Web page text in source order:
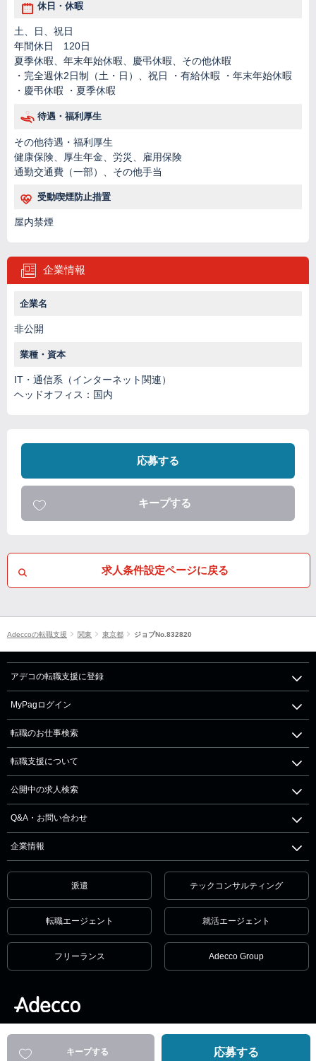
休日・休暇
土、日、祝日
年間休日 120日
夏季休暇、年末年始休暇、慶弔休暇、その他休暇
・完全週休2日制（土・日）、祝日 ・有給休暇 ・年末年始休暇
・慶弔休暇 ・夏季休暇
待遇・福利厚生
その他待遇・福利厚生
健康保険、厚生年金、労災、雇用保険
通勤交通費（一部）、その他手当
受動喫煙防止措置
屋内禁煙
企業情報
企業名
非公開
業種・資本
IT・通信系（インターネット関連）
ヘッドオフィス：国内
応募する
キープする
応募する
キープする
求人条件設定ページに戻る
Adeccoの転職支援 関東 東京都 ジョブNo.832820
アデコの転職支援に登録
MyPagログイン
転職のお仕事検索
転職支援について
公開中の求人検索
Q&A・お問い合わせ
企業情報
派遣 テックコンサルティング
転職エージェント 就活エージェント
フリーランス Adecco Group